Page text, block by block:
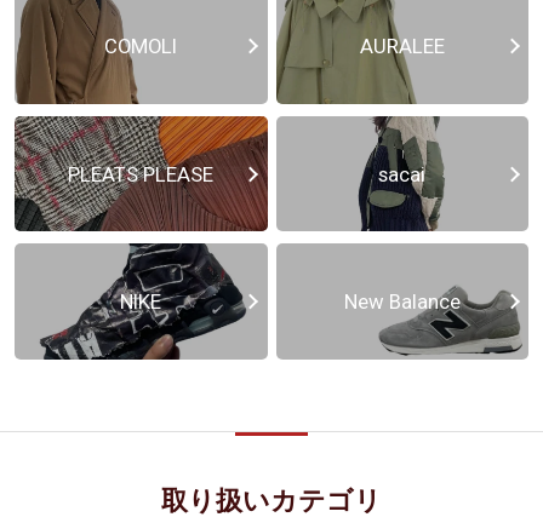
COMOLI AURALEE
PLEATS PLEASE sacai
NIKE New Balance
取り扱いカテゴリ